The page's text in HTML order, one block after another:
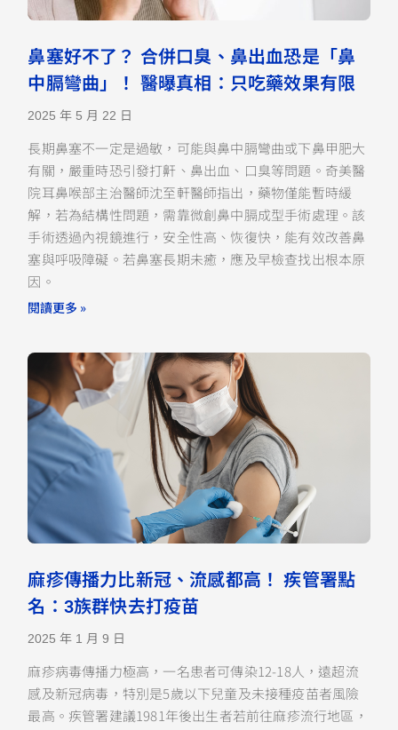
鼻塞好不了？ 合併口臭、鼻出血恐是「鼻
中膈彎曲」！ 醫曝真相：只吃藥效果有限
2025 年 5 月 22 日
長期鼻塞不一定是過敏，可能與鼻中膈彎曲或下鼻甲肥大
有關，嚴重時恐引發打鼾、鼻出血、口臭等問題。奇美醫
院耳鼻喉部主治醫師沈至軒醫師指出，藥物僅能暫時緩
解，若為結構性問題，需靠微創鼻中膈成型手術處理。該
手術透過內視鏡進行，安全性高、恢復快，能有效改善鼻
塞與呼吸障礙。若鼻塞長期未癒，應及早檢查找出根本原
因。
閱讀更多 »
麻疹傳播力比新冠、流感都高！ 疾管署點
名：3族群快去打疫苗
2025 年 1 月 9 日
麻疹病毒傳播力極高，一名患者可傳染12-18人，遠超流
感及新冠病毒，特別是5歲以下兒童及未接種疫苗者風險
最高。疾管署建議1981年後出生者若前往麻疹流行地區，